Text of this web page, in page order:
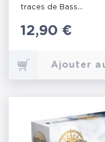
traces de Bass...
Prix
12,90 €
Ajouter